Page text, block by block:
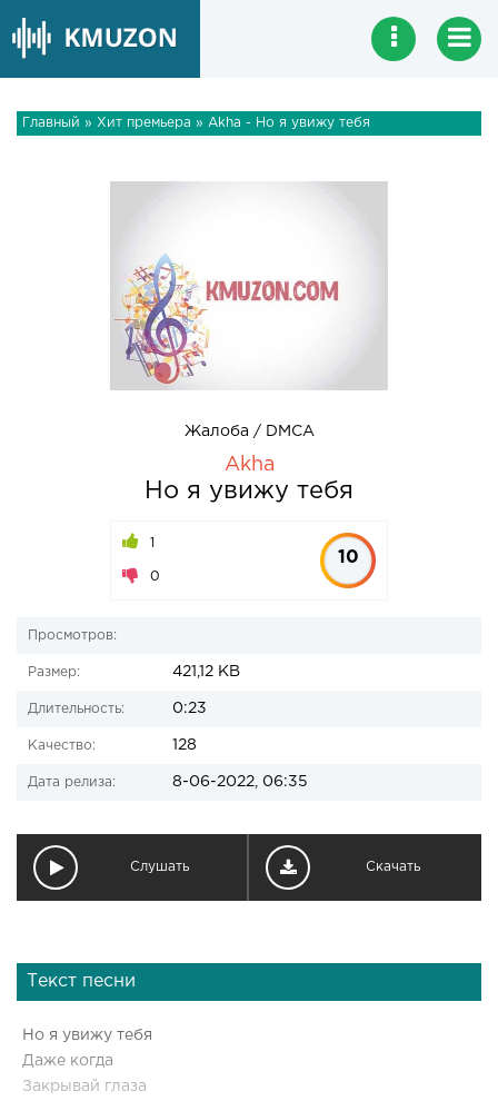
Главный » Хит премьера » Akha - Но я увижу тебя
Жалоба / DMCA
Akha
Но я увижу тебя
1
0
10
Просмотров:
Размер: 421,12 KB
Длительность: 0:23
Качество: 128
Дата релиза: 8-06-2022, 06:35
Слушать Скачать
Текст песни
Но я увижу тебя
Даже когда
Закрывай глаза